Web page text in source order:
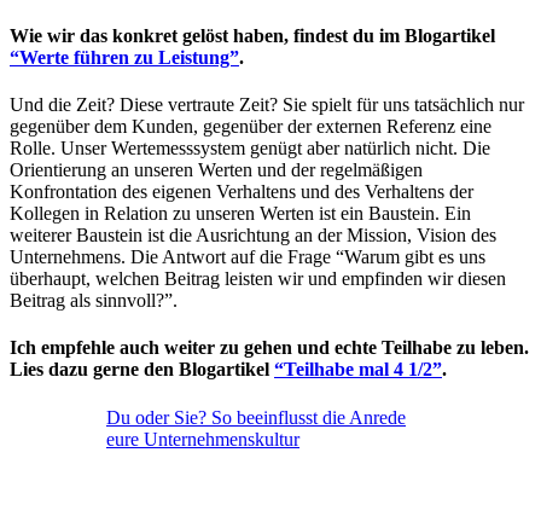
Wie wir das konkret gelöst haben, findest du im Blogartikel
“Werte führen zu Leistung”.
Und die Zeit? Diese vertraute Zeit? Sie spielt für uns tatsächlich nur
gegenüber dem Kunden, gegenüber der externen Referenz eine
Rolle. Unser Wertemesssystem genügt aber natürlich nicht. Die
Orientierung an unseren Werten und der regelmäßigen
Konfrontation des eigenen Verhaltens und des Verhaltens der
Kollegen in Relation zu unseren Werten ist ein Baustein. Ein
weiterer Baustein ist die Ausrichtung an der Mission, Vision des
Unternehmens. Die Antwort auf die Frage “Warum gibt es uns
überhaupt, welchen Beitrag leisten wir und empfinden wir diesen
Beitrag als sinnvoll?”.
Ich empfehle auch weiter zu gehen und echte Teilhabe zu leben.
Lies dazu gerne den Blogartikel “Teilhabe mal 4 1/2”.
Du oder Sie? So beeinflusst die Anrede
eure Unternehmenskultur